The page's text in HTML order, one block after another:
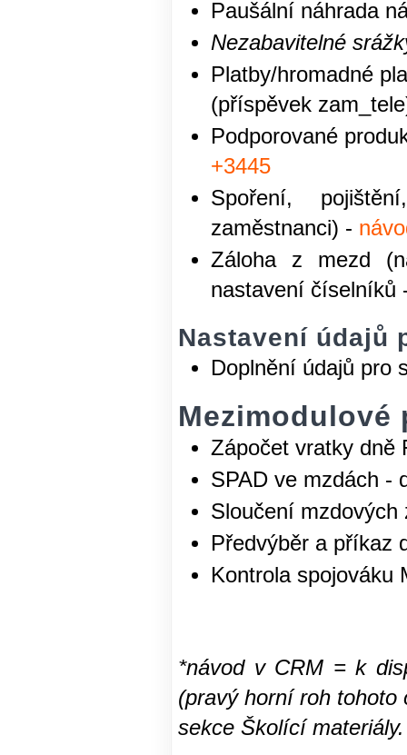
Paušální náhrada
Nezabavitelné
Platby/hromadné
(příspěvek
Podporované
+3445
Spoření,
zaměstnanci) -
Záloha z mezd
nastavení číselníků
Nastavení údajů
Doplnění údajů pro
Mezimodulové
Zápočet vratky dně
SPAD ve mzdách -
Sloučení
Předvýběr a příkaz
Kontrola spojováku
*návod v CRM = k
(pravý horní roh tohoto
sekce Školící materiály.